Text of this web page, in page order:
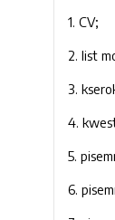
1. CV;
2. list
3.
4.
5.
6.